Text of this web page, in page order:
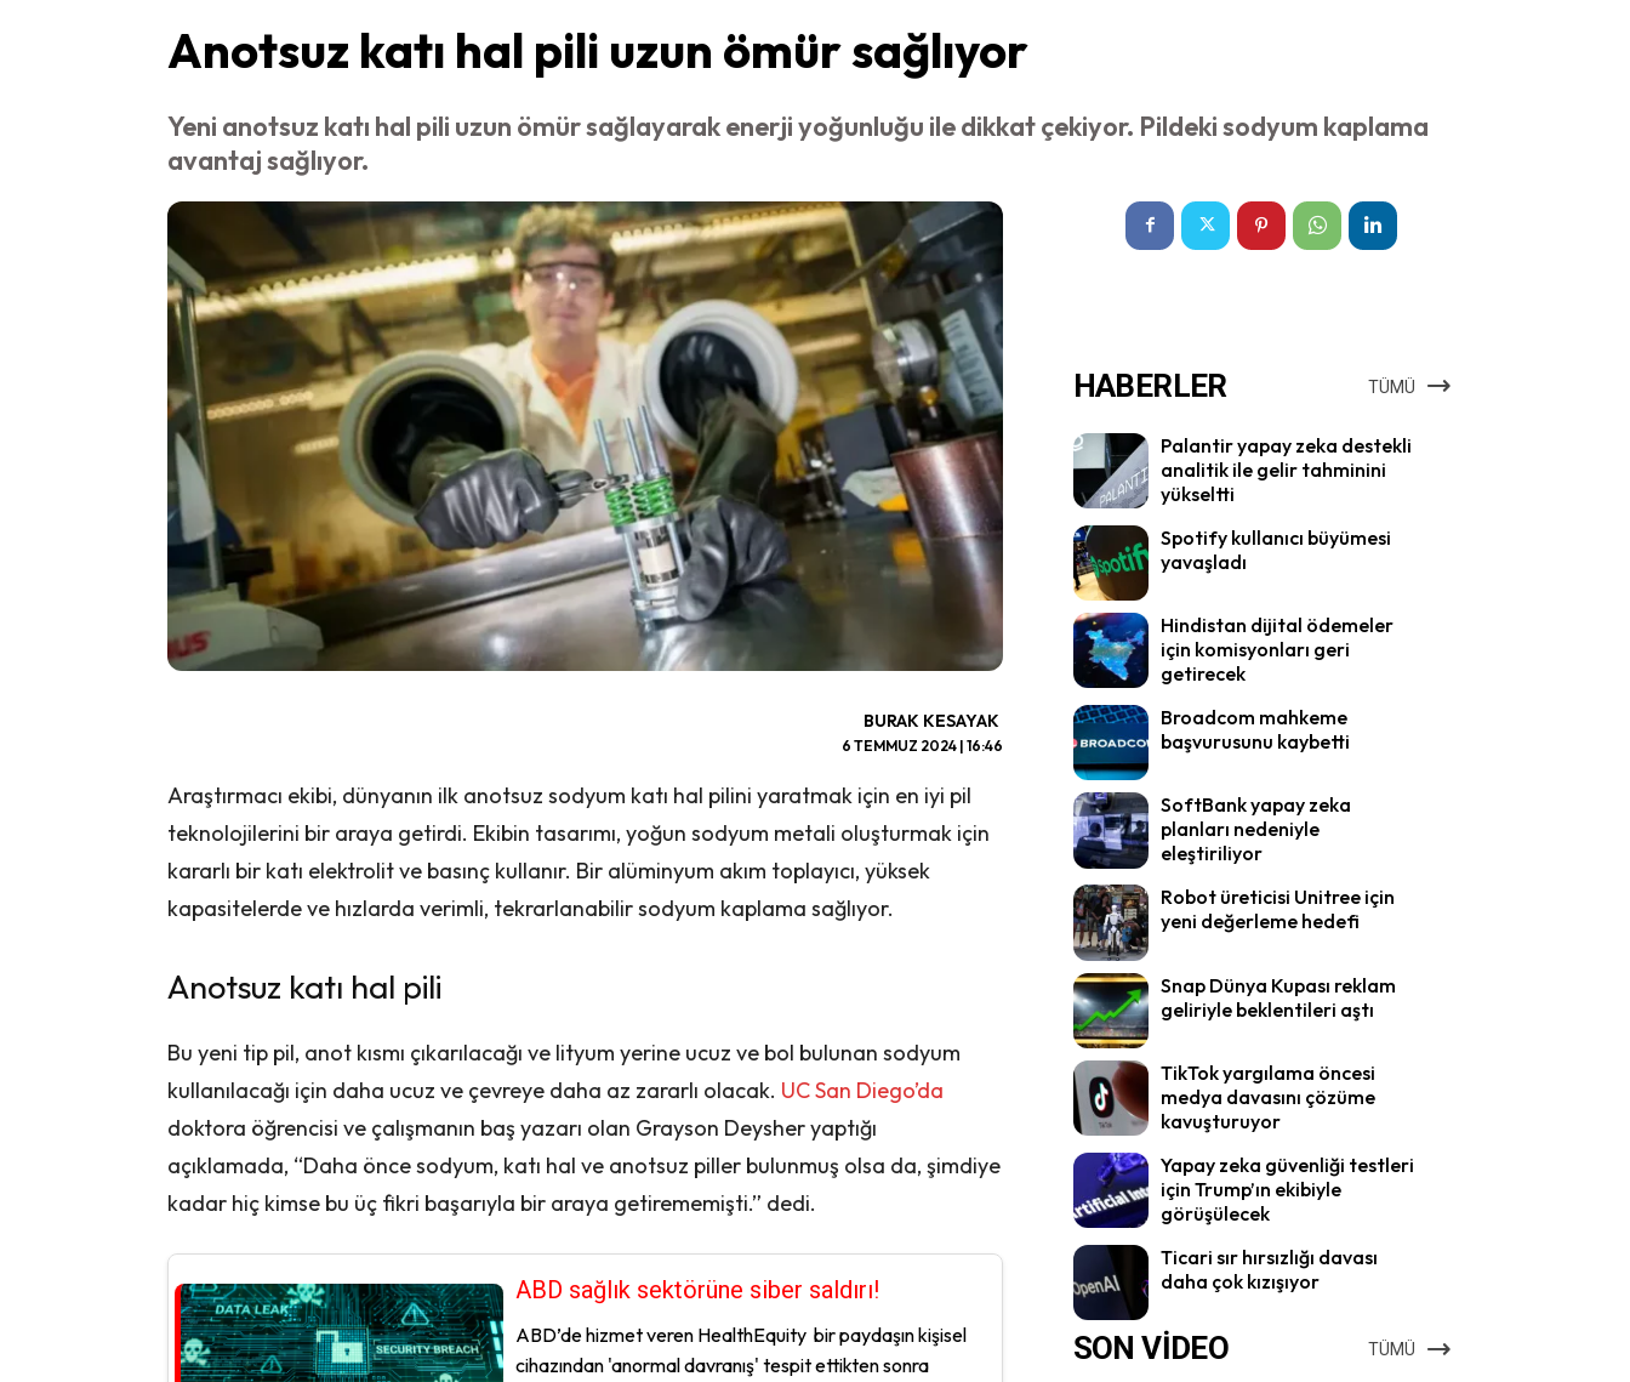
Anotsuz katı hal pili uzun ömür sağlıyor
Yeni anotsuz katı hal pili uzun ömür sağlayarak enerji yoğunluğu ile dikkat çekiyor. Pildeki sodyum kaplama
avantaj sağlıyor.
BURAK KESAYAK
6 TEMMUZ 2024 | 16:46
Araştırmacı ekibi, dünyanın ilk anotsuz sodyum katı hal pilini yaratmak için en iyi pil
teknolojilerini bir araya getirdi. Ekibin tasarımı, yoğun sodyum metali oluşturmak için
kararlı bir katı elektrolit ve basınç kullanır. Bir alüminyum akım toplayıcı, yüksek
kapasitelerde ve hızlarda verimli, tekrarlanabilir sodyum kaplama sağlıyor.
Anotsuz katı hal pili
Bu yeni tip pil, anot kısmı çıkarılacağı ve lityum yerine ucuz ve bol bulunan sodyum
kullanılacağı için daha ucuz ve çevreye daha az zararlı olacak. UC San Diego’da
doktora öğrencisi ve çalışmanın baş yazarı olan Grayson Deysher yaptığı
açıklamada, “Daha önce sodyum, katı hal ve anotsuz piller bulunmuş olsa da, şimdiye
kadar hiç kimse bu üç fikri başarıyla bir araya getirememişti.” dedi.
ABD sağlık sektörüne siber saldırı!
ABD’de hizmet veren HealthEquity bir paydaşın kişisel
cihazından 'anormal davranış' tespit ettikten sonra
HABERLER TÜMÜ
Palantir yapay zeka destekli
analitik ile gelir tahminini
yükseltti
Spotify kullanıcı büyümesi
yavaşladı
Hindistan dijital ödemeler
için komisyonları geri
getirecek
Broadcom mahkeme
başvurusunu kaybetti
SoftBank yapay zeka
planları nedeniyle
eleştiriliyor
Robot üreticisi Unitree için
yeni değerleme hedefi
Snap Dünya Kupası reklam
geliriyle beklentileri aştı
TikTok yargılama öncesi
medya davasını çözüme
kavuşturuyor
Yapay zeka güvenliği testleri
için Trump’ın ekibiyle
görüşülecek
Ticari sır hırsızlığı davası
daha çok kızışıyor
SON VİDEO TÜMÜ